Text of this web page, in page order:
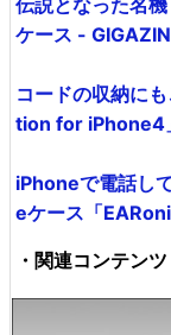
ケース -
コードの収納に
tion for iPhone4
iPhoneで電話し
eケース「
・関連コンテンツ